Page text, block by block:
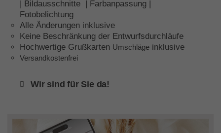
| Bildausschnitte | Farbanpassung |
Fotobelichtung
Alle Änderungen inklusive
Keine Beschränkung der Entwurfsdurchläufe
Hochwertige Grußkarten Umschläge inklusive
Versandkostenfrei
Wir sind für Sie da!